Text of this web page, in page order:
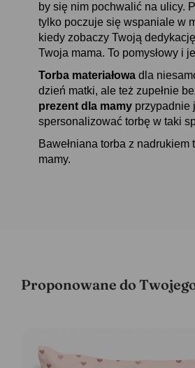
by się nim pochwalić na ulicy.
tylko poczuje się wspaniale w
kiedy zobaczy Twoją
Twoja mama. To pomysłowy i
Torba materiałowa dla
dzień matki, ale też zupełnie
prezent dla mamy przypadnie
spersonalizować torbę w taki
Bawełniana torba z
mamy.
Proponowane do